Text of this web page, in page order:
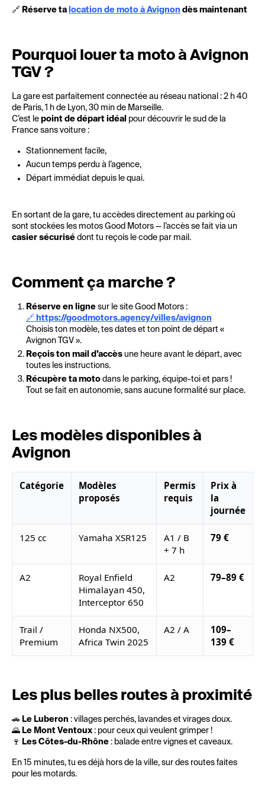
🔗 Réserve ta location de moto à Avignon dès maintenant
Pourquoi louer ta moto à Avignon
TGV ?
La gare est parfaitement connectée au réseau national : 2 h 40
de Paris, 1 h de Lyon, 30 min de Marseille.
C’est le point de départ idéal pour découvrir le sud de la
France sans voiture :
Stationnement facile,
Aucun temps perdu à l’agence,
Départ immédiat depuis le quai.
En sortant de la gare, tu accèdes directement au parking où
sont stockées les motos Good Motors — l’accès se fait via un
casier sécurisé dont tu reçois le code par mail.
Comment ça marche ?
Réserve en ligne sur le site Good Motors :
🔗 https://goodmotors.agency/villes/avignon
Choisis ton modèle, tes dates et ton point de départ «
Avignon TGV ».
Reçois ton mail d’accès une heure avant le départ, avec
toutes les instructions.
Récupère ta moto dans le parking, équipe-toi et pars !
Tout se fait en autonomie, sans aucune formalité sur place.
Les modèles disponibles à
Avignon
Catégorie
Modèles
proposés
Permis
requis
Prix à
la
journée
125 cc Yamaha XSR125
A1 / B
+ 7 h
79 €
A2
Royal Enfield
Himalayan 450,
Interceptor 650
A2 79–89 €
Trail /
Premium
Honda NX500,
Africa Twin 2025
A2 / A
109–
139 €
Les plus belles routes à proximité
🚗 Le Luberon : villages perchés, lavandes et virages doux.
🌄 Le Mont Ventoux : pour ceux qui veulent grimper !
🍷
Les Côtes-du-Rhône : balade entre vignes et caveaux.
En 15 minutes, tu es déjà hors de la ville, sur des routes faites
pour les motards.